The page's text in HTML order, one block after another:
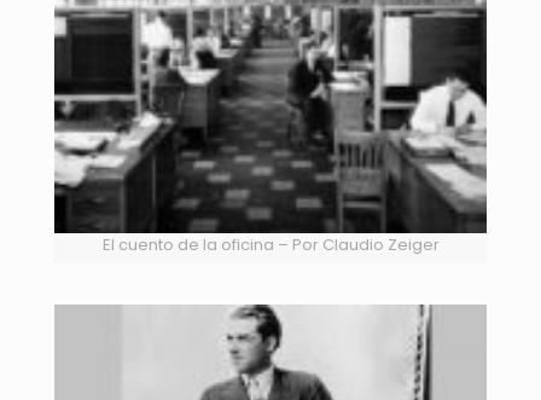
El cuento de la oficina – Por Claudio Zeiger